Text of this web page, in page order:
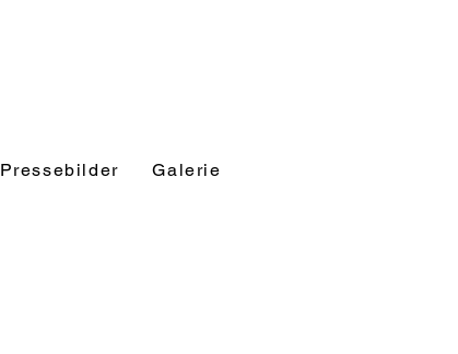
Pressebilder Galerie